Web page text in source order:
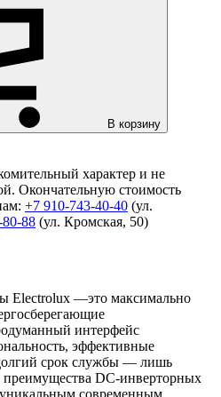
В корзину
характер и не
Окончательную стоимость
+7 910-743-40-40 (ул.
88 (ул. Кромская, 50)
Electrolux —это максимально
интерфейс
эффективные
срок службы — лишь
DC-инверторных